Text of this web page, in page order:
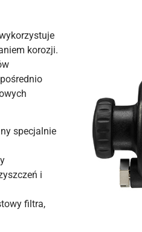
korozji.
specjalnie
i
filtra,